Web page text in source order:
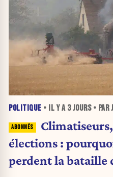
POLITIQUE • IL Y A 3 JOURS• PAR
élections :
perdent la bataille